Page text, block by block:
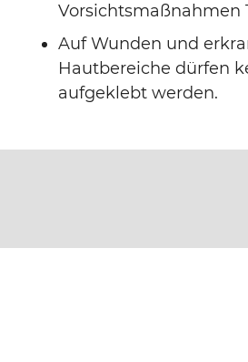
Vorsichtsmaßnahmen
Auf Wunden und
Hautbereiche dürfen
aufgeklebt werden.